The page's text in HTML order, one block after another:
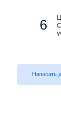
Написать